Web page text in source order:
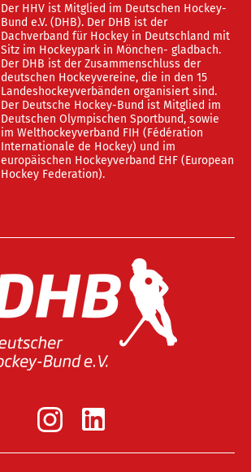
Der HHV ist Mitglied im Deutschen Hockey-
Bund e.V. (DHB). Der DHB ist der
Dachverband für Hockey in Deutschland mit
Sitz im Hockeypark in Mönchen- gladbach.
Der DHB ist der Zusammenschluss der
deutschen Hockeyvereine, die in den 15
Landeshockeyverbänden organisiert sind.
Der Deutsche Hockey-Bund ist Mitglied im
Deutschen Olympischen Sportbund, sowie
im Welthockeyverband FIH (Fédération
Internationale de Hockey) und im
europäischen Hockeyverband EHF (European
Hockey Federation).